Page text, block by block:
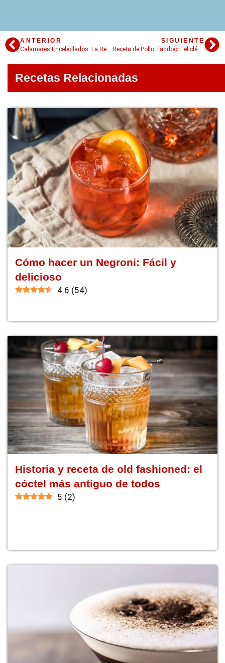
ANTERIOR
SIGUIENTE
Recetas Relacionadas
Cómo hacer un Negroni: Fácil y
delicioso
4.6 (54)
Historia y receta de old fashioned: el
cóctel más antiguo de todos
5 (2)